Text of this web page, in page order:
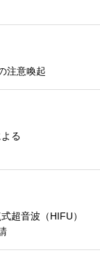
注意喚起
る
超音波（HIFU）